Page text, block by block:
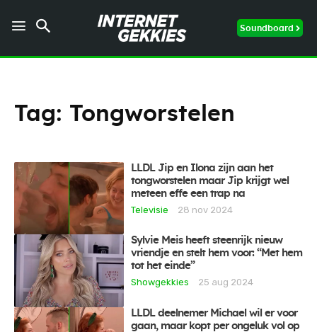
Soundboard
Tag: Tongworstelen
LLDL Jip en Ilona zijn aan het
tongworstelen maar Jip krijgt wel
meteen effe een trap na
Televisie
28 nov 2024
Sylvie Meis heeft steenrijk nieuw
vriendje en stelt hem voor: “Met hem
tot het einde”
Showgekkies
25 aug 2024
LLDL deelnemer Michael wil er voor
gaan, maar kopt per ongeluk vol op